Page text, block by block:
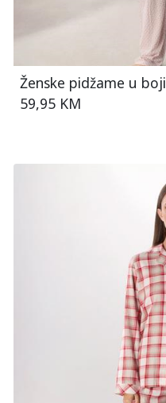
Ženske pidžame u boji
59,95 KM